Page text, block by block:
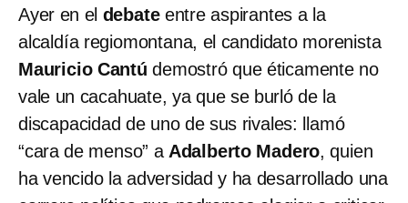
Ayer en el debateentre aspirantes a la
alcaldía regiomontana, el candidato morenista
Mauricio Cantú demostró que éticamente no
vale un cacahuate, ya que se burló de la
discapacidad de uno de sus rivales: llamó
“cara de menso” a Adalberto Madero, quien
ha vencido la adversidad y ha desarrollado una